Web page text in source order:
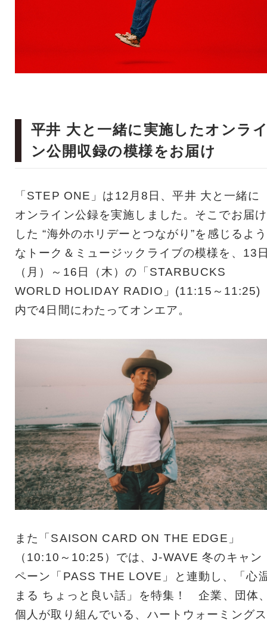
平井 大と一緒に実施したオンラ
ン公開収録の模様をお届け
「STEP ONE」は12月8日、平井 大と一緒に
オンライン公録を実施しました。そこでお届け
した “海外のホリデーとつながり”を感じるよう
なトーク＆ミュージックライブの模様を、13
（月）～16日（木）の「STARBUCKS
WORLD HOLIDAY RADIO」(11:15～11:25)
内で4日間にわたってオンエア。
また「SAISON CARD ON THE EDGE」
（10:10～10:25）では、J-WAVE 冬のキャン
ペーン「PASS THE LOVE」と連動し、「心
まる ちょっと良い話」を特集！ 企業、団体
個人が取り組んでいる、ハートウォーミングス